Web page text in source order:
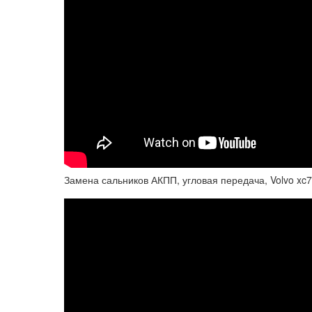
Замена сальников АКПП, угловая передача, Volvo